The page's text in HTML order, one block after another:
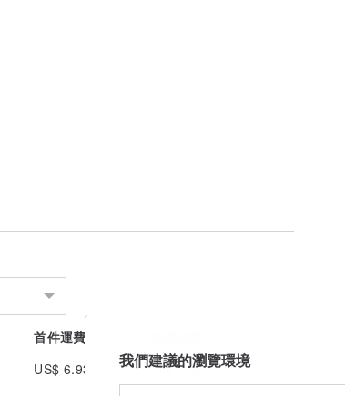
首件運費
US$ 6.93 US$ 0.99
我們建議的瀏覽環境